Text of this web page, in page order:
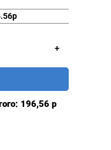
+
196,56 р